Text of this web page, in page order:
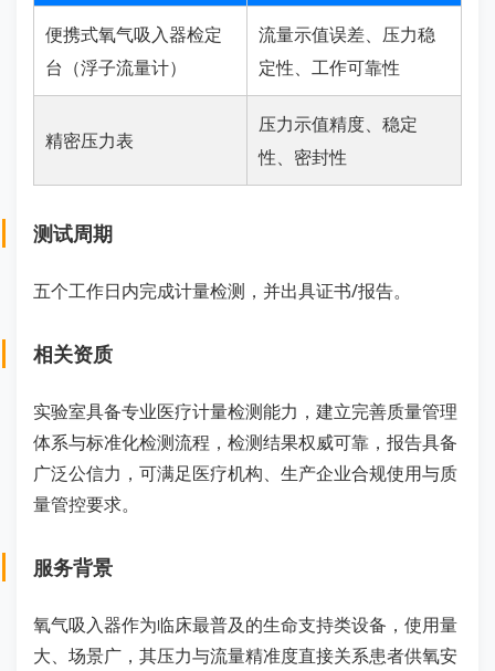
便携式氧气吸入器检定
台（浮子流量计）
流量示值误差、压力稳
定性、工作可靠性
精密压力表
压力示值精度、稳定
性、密封性
测试周期
五个工作日内完成计量检测，并出具证书/报告。
相关资质
实验室具备专业医疗计量检测能力，建立完善质量管理
体系与标准化检测流程，检测结果权威可靠，报告具备
广泛公信力，可满足医疗机构、生产企业合规使用与质
量管控要求。
服务背景
氧气吸入器作为临床最普及的生命支持类设备，使用量
大、场景广，其压力与流量精准度直接关系患者供氧安